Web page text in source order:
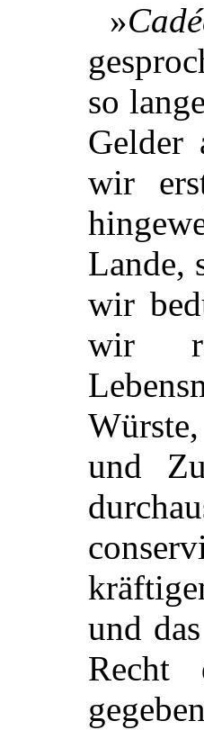
»
so
Gelder
wir
Lande,
wir
wir
und
und
Recht